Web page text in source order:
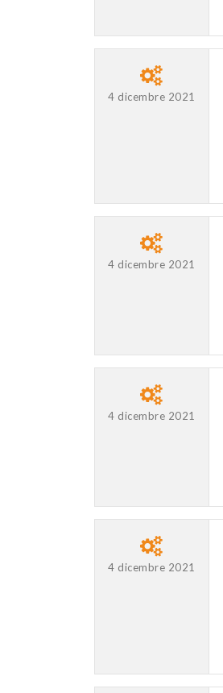
4 dicembre 2021
4 dicembre 2021
4 dicembre 2021
4 dicembre 2021